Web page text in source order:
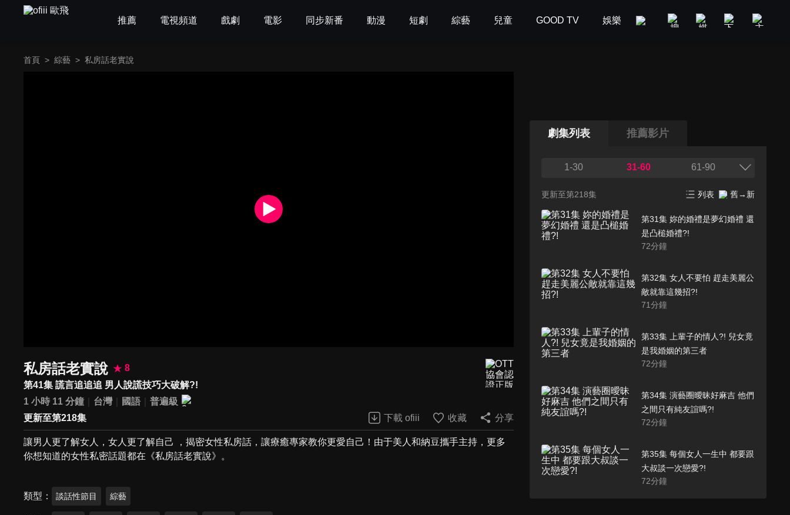
推薦 電視頻道 戲劇 電影 同步新番 動漫 短劇 綜藝 兒童 GOOD TV 娛樂 美食旅遊 新聞政論
首頁 > 綜藝 > 私房話老實說
私房話老實說
8
第41集 謊言追追追 男人說謊技巧大破解?!
1 小時 11 分鐘
台灣 國語
普遍級
更新至第218集
下載 ofiii 收藏 分享
讓男人更了解女人，女人更了解自己 ，揭密女性私房話，讓療癒專家教你更愛自己！由于美人和納豆攜手主持，更多
你想知道的女性私密話題都在《私房話老實說》。
類型 談話性節目 綜藝
劇集列表 推薦影片
1-30 31-60 61-90
更新至第218集 列表 舊→新
第31集 妳的婚禮是夢幻婚禮 還
是凸槌婚禮?!
72分鐘
第32集 女人不要怕 趕走美麗公
敵就靠這幾招?!
71分鐘
第33集 上輩子的情人?! 兒女竟
是我婚姻的第三者
72分鐘
第34集 演藝圈曖昧好麻吉 他們
之間只有純友誼嗎?!
72分鐘
第35集 每個女人一生中 都要跟
大叔談一次戀愛?!
72分鐘